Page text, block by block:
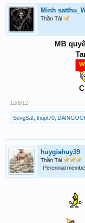
Minh
Thần Tài
MB
12/8/12
SongSat thupt70
huygiahuy39
Thần Tài
Perennial